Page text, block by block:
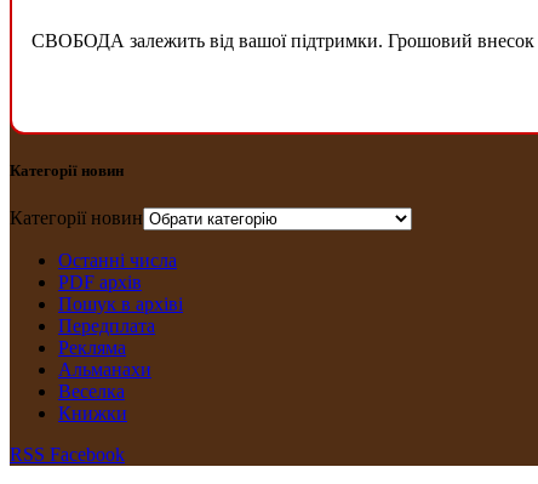
СВОБОДА залежить від вашої підтримки. Грошовий внесок
Категорії новин
Категорії новин
Останні числа
PDF архів
Пошук в архіві
Передплата
Рекляма
Альманахи
Веселка
Книжки
RSS Facebook